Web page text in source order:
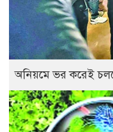
অনিয়মে ভর করেই